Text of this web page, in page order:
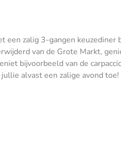
zalig 3-gangen keuzediner
van de Grote Markt,
bijvoorbeeld van de
alvast een zalige avond toe!